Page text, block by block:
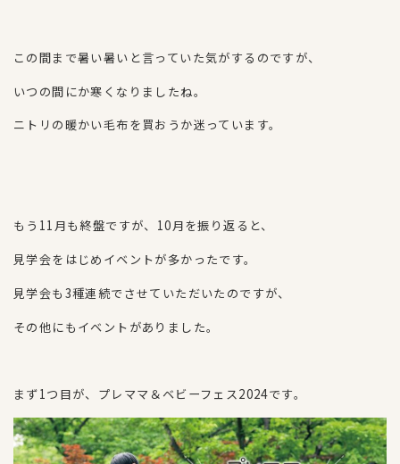
この間まで暑い暑いと言っていた気がするのですが、
いつの間にか寒くなりましたね。
ニトリの暖かい毛布を買おうか迷っています。
もう11月も終盤ですが、10月を振り返ると、
見学会をはじめイベントが多かったです。
見学会も3種連続でさせていただいたのですが、
その他にもイベントがありました。
まず1つ目が、プレママ＆ベビーフェス2024です。